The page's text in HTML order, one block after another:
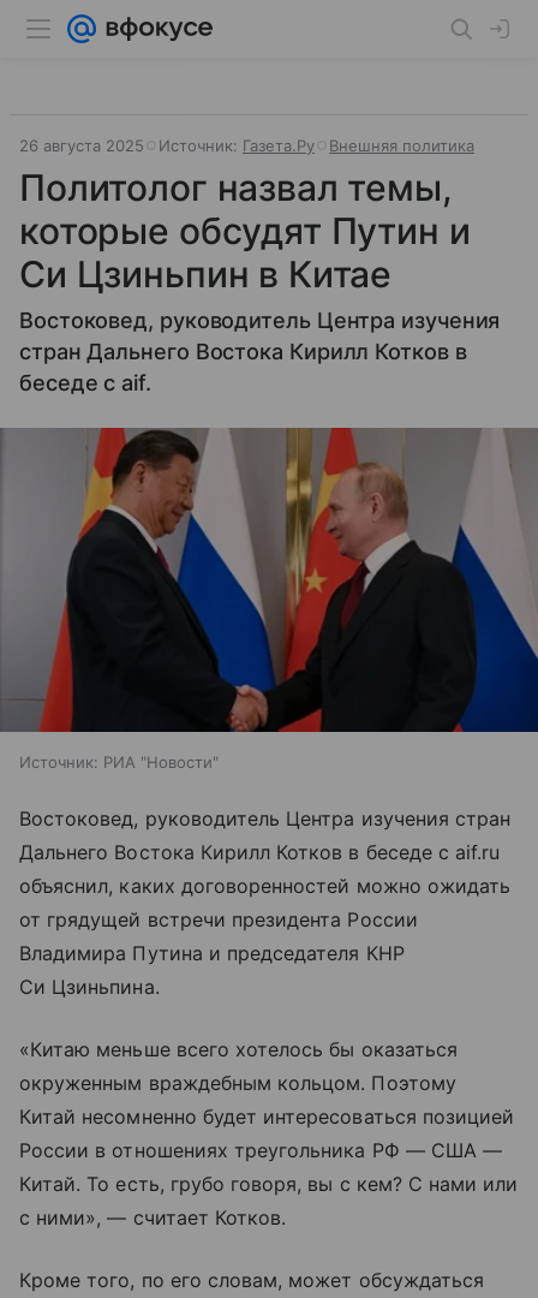
26 августа 2025 Источник: Газета.Ру Внешняя политика
Политолог назвал темы,
которые обсудят Путин и
Си Цзиньпин в Китае
Востоковед, руководитель Центра изучения
стран Дальнего Востока Кирилл Котков в
беседе с aif.
Источник: РИА "Новости"
Востоковед, руководитель Центра изучения стран
Дальнего Востока Кирилл Котков в беседе с aif.ru
объяснил, каких договоренностей можно ожидать
от грядущей встречи президента России
Владимира Путина и председателя КНР
Си Цзиньпина.
«Китаю меньше всего хотелось бы оказаться
окруженным враждебным кольцом. Поэтому
Китай несомненно будет интересоваться позицией
России в отношениях треугольника РФ — США —
Китай. То есть, грубо говоря, вы с кем? С нами или
с ними», — считает Котков.
Кроме того, по его словам, может обсуждаться